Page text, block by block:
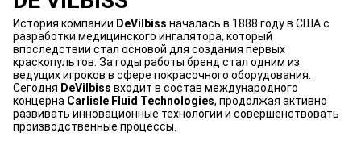
История компании DeVilbiss началась в 1888 году в США с
разработки медицинского ингалятора, который
впоследствии стал основой для создания первых
краскопультов. За годы работы бренд стал одним из
ведущих игроков в сфере покрасочного оборудования.
Сегодня DeVilbiss входит в состав международного
концерна Carlisle Fluid Technologies, продолжая активно
развивать инновационные технологии и совершенствовать
производственные процессы.